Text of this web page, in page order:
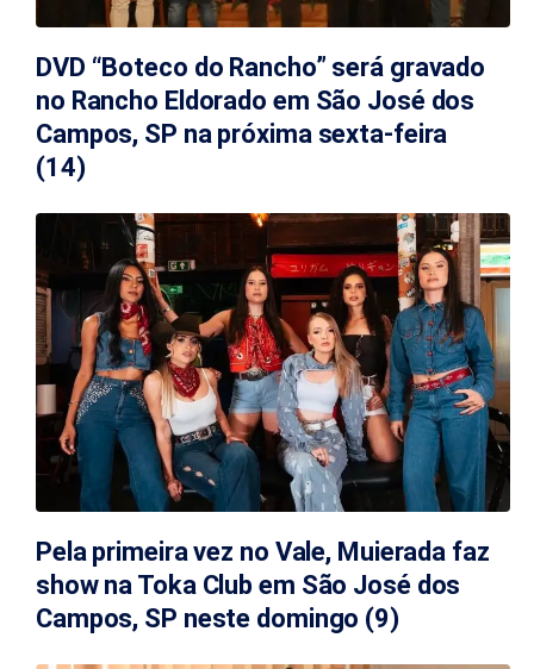
DVD “Boteco do Rancho” será gravado
no Rancho Eldorado em São José dos
Campos, SP na próxima sexta-feira
(14)
Pela primeira vez no Vale, Muierada faz
show na Toka Club em São José dos
Campos, SP neste domingo (9)